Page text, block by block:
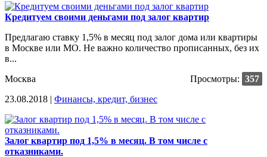
Кредитуем своими деньгами под залог квартир
Предлагаю ставку 1,5% в месяц под залог дома или квартиры
в Москве или МО. Не важно количество прописанных, без их
в...
Москва
Просмотры: 357
23.08.2018 | Финансы, кредит, бизнес
Залог квартир под 1,5% в месяц. В том числе с
отказниками.